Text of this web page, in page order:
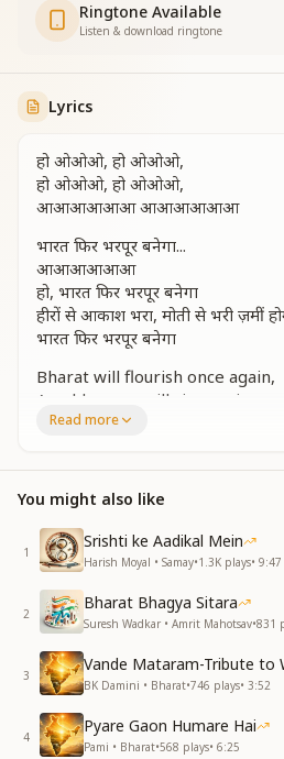
Ringtone Available
Listen & download ringtone
Lyrics
हो ओओओ, हो ओओओ,
हो ओओओ, हो ओओओ,
आआआआआआ आआआआआआ
भारत फिर भरपूर बनेगा...
आआआआआआ
हो, भारत फिर भरपूर बनेगा
हीरों से आकाश भरा, मोती से भरी ज़मीं
भारत फिर भरपूर बनेगा
Bharat will flourish once again,
A golden age will rise again.
The skies will sparkle with
Bharat will flourish once again.
हर बालक कृष्ण कन्हैया सा, राधा सी हर
सुख, शांति, प्रेम, पावनता की, वसुधा पहनें
Every child will shine like young
Every girl will glow with Radha’s
The Earth will wear a garland
Of peace, love, and joy forever
नर होंगे श्री नारायण, और नारी श्री लक्ष्मी
नर होंगे श्री नारायण, और नारी श्री लक्ष्मी
Men will embody the grace of
Read more
You might also like
1
Srishti ke Aadikal Mein
Harish Moyal • Samay•1.3K plays• 9:47
2
Bharat Bhagya Sitara
Suresh Wadkar • Amrit Mahotsav•831
3
Vande Mataram-Tribute to
BK Damini • Bharat•746 plays• 3:52
4
Pyare Gaon Humare Hai
Pami • Bharat•568 plays• 6:25